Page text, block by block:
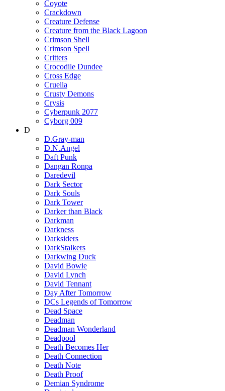
Coyote
Crackdown
Creature Defense
Creature from the Black Lagoon
Crimson Shell
Crimson Spell
Critters
Crocodile Dundee
Cross Edge
Cruella
Crusty Demons
Crysis
Cyberpunk 2077
Cyborg 009
D
D.Gray-man
D.N.Angel
Daft Punk
Dangan Ronpa
Daredevil
Dark Sector
Dark Souls
Dark Tower
Darker than Black
Darkman
Darkness
Darksiders
DarkStalkers
Darkwing Duck
David Bowie
David Lynch
David Tennant
Day After Tomorrow
DCs Legends of Tomorrow
Dead Space
Deadman
Deadman Wonderland
Deadpool
Death Becomes Her
Death Connection
Death Note
Death Proof
Demian Syndrome